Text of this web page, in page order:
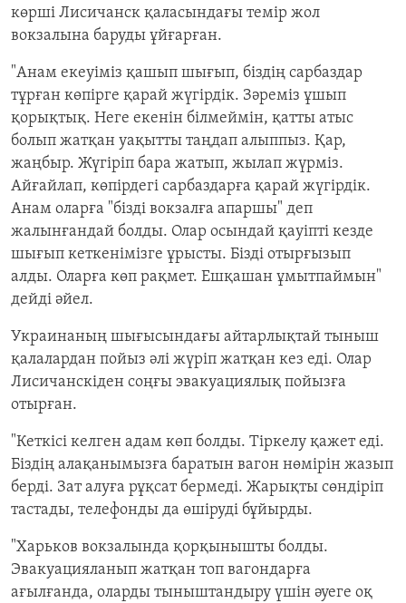
көрші Лисичанск қаласындағы темір жол
вокзалына баруды ұйғарған.
"Анам екеуіміз қашып шығып, біздің сарбаздар
тұрған көпірге қарай жүгірдік. Зәреміз ұшып
қорықтық. Неге екенін білмеймін, қатты атыс
болып жатқан уақытты таңдап алыппыз. Қар,
жаңбыр. Жүгіріп бара жатып, жылап жүрміз.
Айғайлап, көпірдегі сарбаздарға қарай жүгірдік.
Анам оларға "бізді вокзалға апаршы" деп
жалынғандай болды. Олар осындай қауіпті кезде
шығып кеткенімізге ұрысты. Бізді отырғызып
алды. Оларға көп рақмет. Ешқашан ұмытпаймын"
дейді әйел.
Украинаның шығысындағы айтарлықтай тыныш
қалалардан пойыз әлі жүріп жатқан кез еді. Олар
Лисичанскіден соңғы эвакуациялық пойызға
отырған.
"Кеткісі келген адам көп болды. Тіркелу қажет еді.
Біздің алақанымызға баратын вагон нөмірін жазып
берді. Зат алуға рұқсат бермеді. Жарықты сөндіріп
тастады, телефонды да өшіруді бұйырды.
"Харьков вокзалында қорқынышты болды.
Эвакуацияланып жатқан топ вагондарға
ағылғанда, оларды тыныштандыру үшін әуеге оқ